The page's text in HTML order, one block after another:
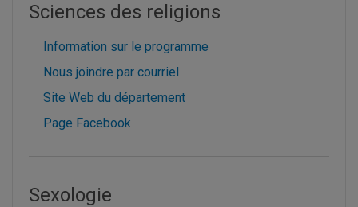
Sciences des religions
Information sur le programme
Nous joindre par courriel
Site Web du département
Page Facebook
Sexologie